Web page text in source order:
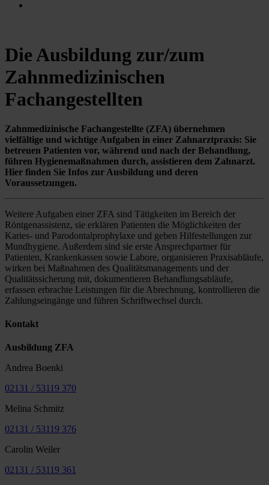
Die Ausbildung zur/zum
Zahnmedizinischen
Fachangestellten
Zahnmedizinische Fachangestellte (ZFA) übernehmen
vielfältige und wichtige Aufgaben in einer Zahnarztpraxis: Sie
betreuen Patienten vor, während und nach der Behandlung,
führen Hygienemaßnahmen durch, assistieren dem Zahnarzt.
Hier finden Sie Infos zur Ausbildung und deren
Voraussetzungen.
Weitere Aufgaben einer ZFA sind Tätigkeiten im Bereich der
Röntgenassistenz, sie erklären Patienten die Möglichkeiten der
Karies- und Parodontalprophylaxe und geben Hilfestellungen zur
Mundhygiene. Außerdem sind sie erste Ansprechpartner für
Patienten, Krankenkassen sowie Labore, organisieren Praxisabläufe,
wirken bei Maßnahmen des Qualitätsmanagements und der
Qualitätssicherung mit, dokumentieren Behandlungsabläufe,
erfassen erbrachte Leistungen für die Abrechnung, kontrollieren die
Zahlungseingänge und führen Schriftwechsel durch.
Kontakt
Ausbildung ZFA
Andrea Boenki
02131 / 53119 370
Melina Schmitz
02131 / 53119 376
Carolin Weiler
02131 / 53119 361